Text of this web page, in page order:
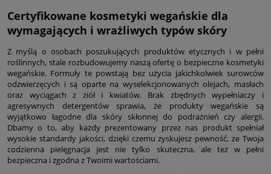
Certyfikowane kosmetyki wegańskie dla
wymagających i wrażliwych typów skóry
Z myślą o osobach poszukujących produktów etycznych i w pełni
roślinnych, stale rozbudowujemy naszą ofertę o bezpieczne kosmetyki
wegańskie. Formuły te powstają bez użycia jakichkolwiek surowców
odzwierzęcych i są oparte na wyselekcjonowanych olejach, masłach
oraz wyciągach z ziół i kwiatów. Brak zbędnych wypełniaczy i
agresywnych detergentów sprawia, że produkty wegańskie są
wyjątkowo łagodne dla skóry skłonnej do podrażnień czy alergii.
Dbamy o to, aby każdy prezentowany przez nas produkt spełniał
wysokie standardy jakości, dzięki czemu zyskujesz pewność, że Twoja
codzienna pielęgnacja jest nie tylko skuteczna, ale też w pełni
bezpieczna i zgodna z Twoimi wartościami.